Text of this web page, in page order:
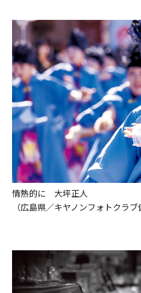
情熱的に 大坪正人
（広島県／キヤノンフォトクラブ